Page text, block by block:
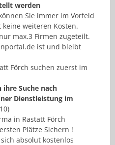
werden
Sie immer im Vorfeld
weiteren Kosten.
max.3 Firmen zugeteilt.
ist und bleibt
Förch suchen zuerst im
Suche nach
Dienstleistung im
in Rastatt Förch
Plätze Sichern !
absolut kostenlos